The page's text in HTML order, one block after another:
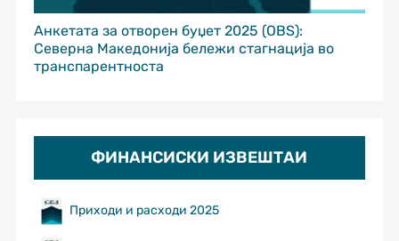
Анкетата за отворен буџет 2025 (OBS):
Северна Македонија бележи стагнација во
транспарентноста
ФИНАНСИСКИ ИЗВЕШТАИ
Приходи и расходи 2025